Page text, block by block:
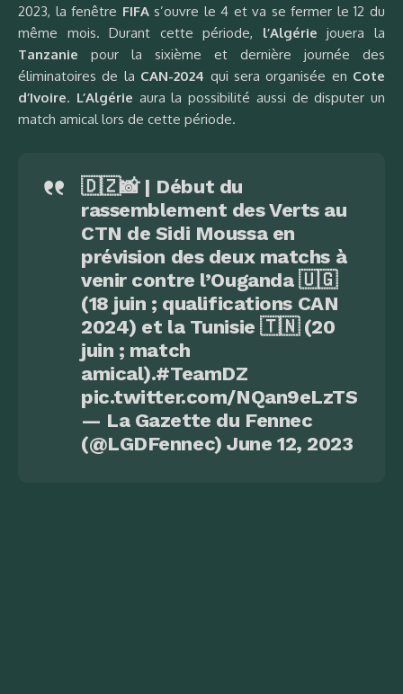
2023, la fenêtre FIFAs’ouvre le 4 et va se fermer le 12 du
même mois. Durant cette période, l’Algérie jouera la
Tanzanie pour la sixième et dernière journée des
éliminatoires de la CAN-2024 qui sera organisée en Cote
d’Ivoire. L’Algérie aura la possibilité aussi de disputer un
match amical lors de cette période.
🇩🇿📸 | Début du
rassemblement des Verts au
CTN de Sidi Moussa en
prévision des deux matchs à
venir contre l’Ouganda 🇺🇬
(18 juin ; qualifications CAN
2024) et la Tunisie 🇹🇳 (20
juin ; match
amical).#TeamDZ
pic.twitter.com/NQan9eLzTS
— La Gazette du Fennec
(@LGDFennec)June 12, 2023